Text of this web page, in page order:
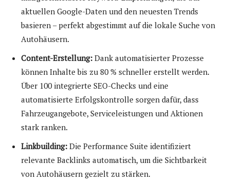
aktuellen Google-Daten und den neuesten Trends
basieren – perfekt abgestimmt auf die lokale Suche von
Autohäusern.
Content-Erstellung: Dank automatisierter Prozesse
können Inhalte bis zu 80 % schneller erstellt werden.
Über 100 integrierte SEO-Checks und eine
automatisierte Erfolgskontrolle sorgen dafür, dass
Fahrzeugangebote, Serviceleistungen und Aktionen
stark ranken.
Linkbuilding: Die Performance Suite identifiziert
relevante Backlinks automatisch, um die Sichtbarkeit
von Autohäusern gezielt zu stärken.